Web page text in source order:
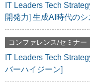
IT Leaders Tech
開発力] 生成AI時代のシ
コンファレンス/セミナー
IT Leaders Tech
バーハイジーン]